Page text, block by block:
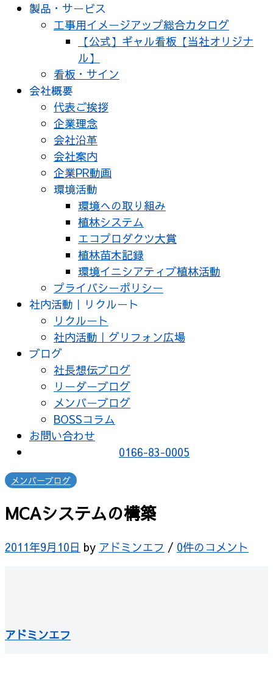
製品・サービス
工事用イメージアップ総合カタログ
【公式】ギャル看板【当社オリジナ
ル】
看板・サイン
会社概要
代表ご挨拶
企業理念
会社沿革
会社案内
企業PR動画
環境活動
環境への取り組み
植林システム
エコプロダクツ大賞
植林苗木記録
環境イニシアティブ植林活動
プライバシーポリシー
社内活動｜リクルート
リクルート
社内活動｜グリフォン広場
ブログ
社長想伝ブログ
リーダーブログ
メンバーブログ
BOSSコラム
お問い合わせ
0166-83-0005
メンバーブログ
MCAシステムの構築
2011年9月10日 by アドミンエフ / 0件のコメント
アドミンエフ